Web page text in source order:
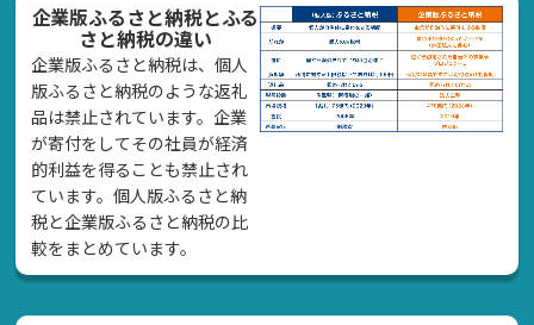
企業版ふるさと納税とふる
さと納税の違い
企業版ふるさと納税は、個人
版ふるさと納税のような返礼
品は禁止されています。企業
が寄付をしてその社員が経済
的利益を得ることも禁止され
ています。個人版ふるさと納
税と企業版ふるさと納税の比
較をまとめています。